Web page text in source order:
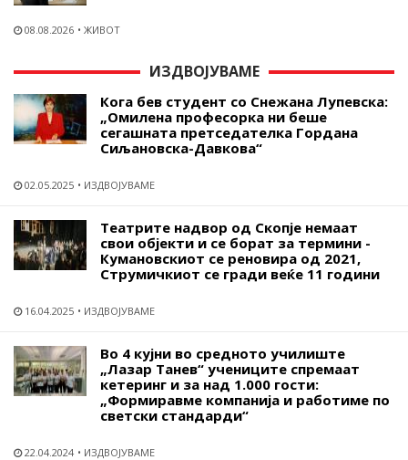
08.08.2026 ЖИВОТ
ИЗДВОЈУВАМЕ
Кога бев студент со Снежана Лупевска:
„Омилена професорка ни беше
сегашната претседателка Гордана
Сиљановска-Давкова“
02.05.2025 ИЗДВОЈУВАМЕ
Театрите надвор од Скопје немаат
свои објекти и се борат за термини -
Кумановскиот се реновира од 2021,
Струмичкиот се гради веќе 11 години
16.04.2025 ИЗДВОЈУВАМЕ
Во 4 кујни во средното училиште
„Лазар Танев“ учениците спремаат
кетеринг и за над 1.000 гости:
„Формиравме компанија и работиме по
светски стандарди“
22.04.2024 ИЗДВОЈУВАМЕ